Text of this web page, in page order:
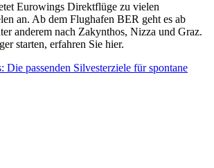
Eurowings Direktflüge zu vielen
an. Ab dem Flughafen BER geht es ab
anderem nach Zakynthos, Nizza und Graz.
starten, erfahren Sie hier.
passenden Silvesterziele für spontane